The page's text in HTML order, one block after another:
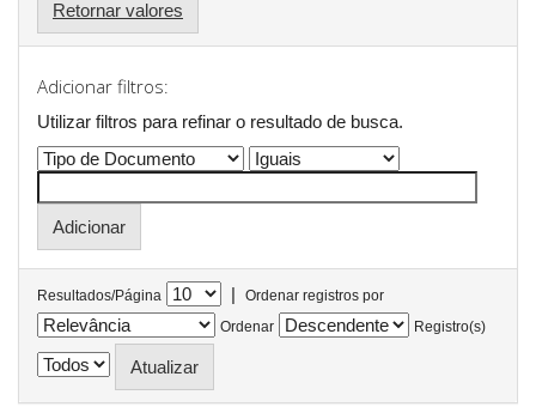
Retornar valores
Adicionar filtros:
Utilizar filtros para refinar o resultado de busca.
Resultados/Página |
Ordenar registros por
Ordenar
Registro(s)